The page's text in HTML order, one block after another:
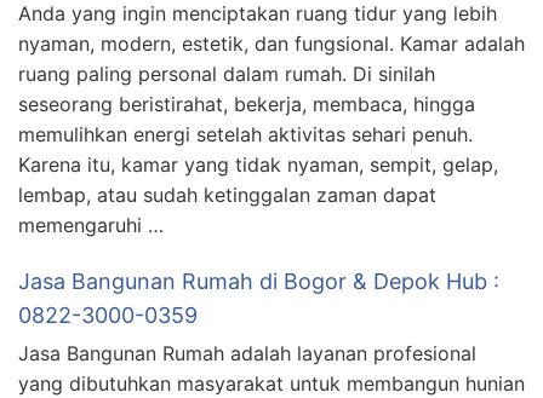
Anda yang ingin menciptakan ruang tidur yang lebih
nyaman, modern, estetik, dan fungsional. Kamar adalah
ruang paling personal dalam rumah. Di sinilah
seseorang beristirahat, bekerja, membaca, hingga
memulihkan energi setelah aktivitas sehari penuh.
Karena itu, kamar yang tidak nyaman, sempit, gelap,
lembap, atau sudah ketinggalan zaman dapat
memengaruhi …
Jasa Bangunan Rumah di Bogor & Depok Hub :
0822-3000-0359
Jasa Bangunan Rumah adalah layanan profesional
yang dibutuhkan masyarakat untuk membangun hunian